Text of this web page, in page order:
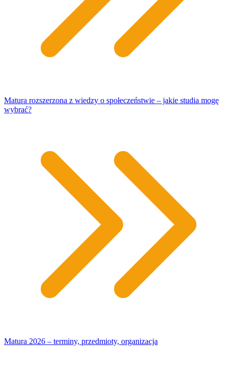
Matura rozszerzona z wiedzy o społeczeństwie – jakie studia mogę
wybrać?
Matura 2026 – terminy, przedmioty, organizacja